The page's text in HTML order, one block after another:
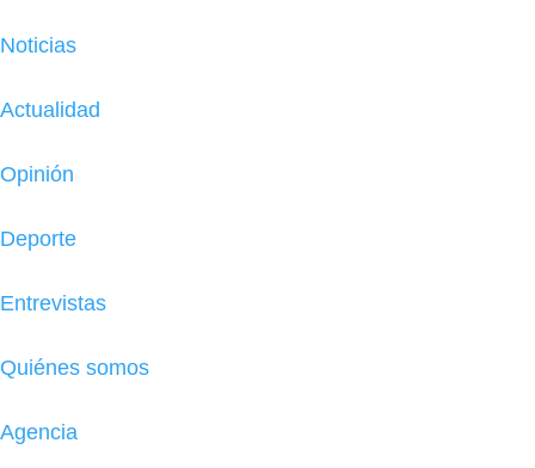
Noticias
Actualidad
Opinión
Deporte
Entrevistas
Quiénes somos
Agencia